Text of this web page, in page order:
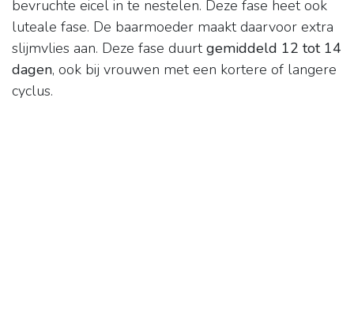
bevruchte eicel in te nestelen. Deze fase heet ook
luteale fase. De baarmoeder maakt daarvoor extra
slijmvlies aan. Deze fase duurtgemiddeld 12 tot 14
dagen, ook bij vrouwen met een kortere of langere
cyclus.